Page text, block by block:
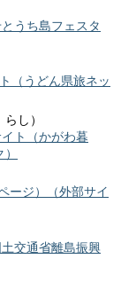
うち島フェスタ
（うどん県旅ネッ
し）
ト（かがわ暮
ージ）（外部サイ
交通省離島振興